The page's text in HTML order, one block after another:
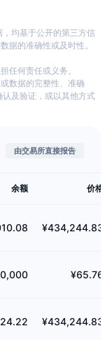
包括 BTC、ETH、
为 0.10%，而吃单费用则
吗？
以使用 10 倍
由交易所直接报告
余额 价格
¥434,244.83
¥65.76
¥434,244.83
均基于公开的第三方信
据的准确性或及时性。
任何责任或义务。
数据的完整性、准确
及验证，或以其他方式